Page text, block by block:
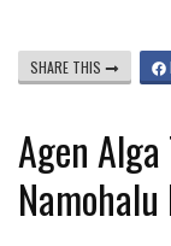
SHARE THIS
Agen